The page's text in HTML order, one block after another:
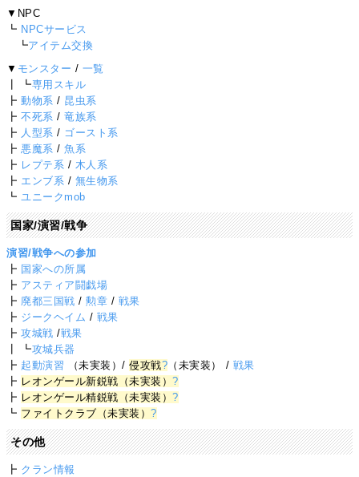
▼NPC
┗ NPCサービス
┗アイテム交換
▼ モンスター / 一覧
┃ ┗専用スキル
┣動物系 / 昆虫系
┣不死系 /竜族系
┣ 人型系 / ゴースト系
┣ 悪魔系 /魚系
┣ レプテ系 / 木人系
┣ エンブ系 / 無生物系
┗ ユニークmob
国家/演習/戦争
演習/戦争への参加
┣ 国家への所属
┣ アスティア闘戯場
┣ 廃都三国戦 /勲章 / 戦果
┣ ジークヘイム / 戦果
┣攻城戦 /戦果
┃ ┗攻城兵器
┣ 起動演習 （未実装）/侵攻戦? （未実装） / 戦果
┣ レオンゲール新鋭戦（未実装）?
┣ レオンゲール精鋭戦（未実装）?
┗ ファイトクラブ（未実装）?
その他
┣ クラン情報